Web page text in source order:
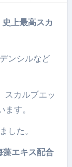
史上最高スカ
ンシルなど
スカルプエッ
す。
した。
エキス配合